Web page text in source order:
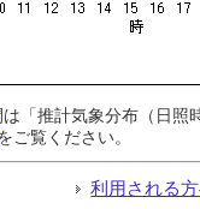
「推計気象分布（日
ご覧ください。
利用される